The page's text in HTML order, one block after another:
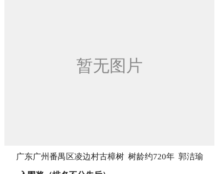
广东广州番禺区凌边村古樟树 树龄约720年 郭洁瑜